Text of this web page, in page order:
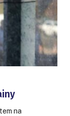
na